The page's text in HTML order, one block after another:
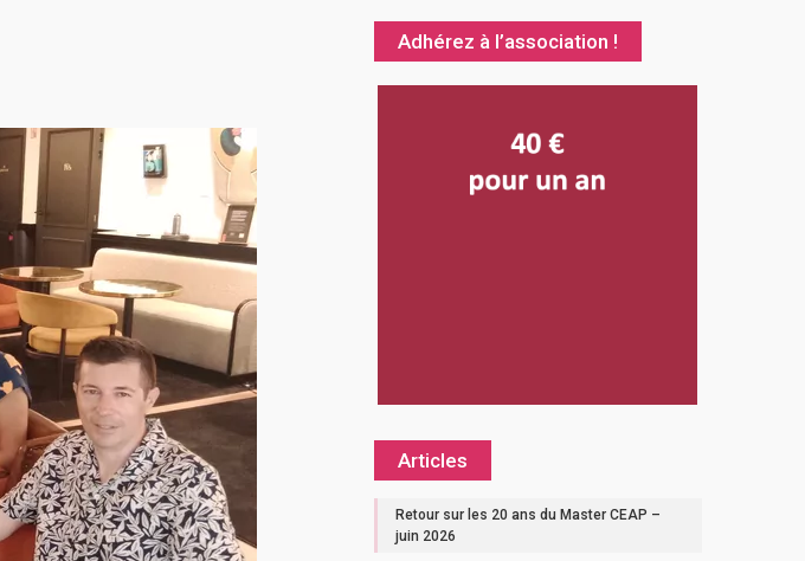
Adhérez à l’association !
Articles
Retour sur les 20 ans du Master CEAP –
juin 2026